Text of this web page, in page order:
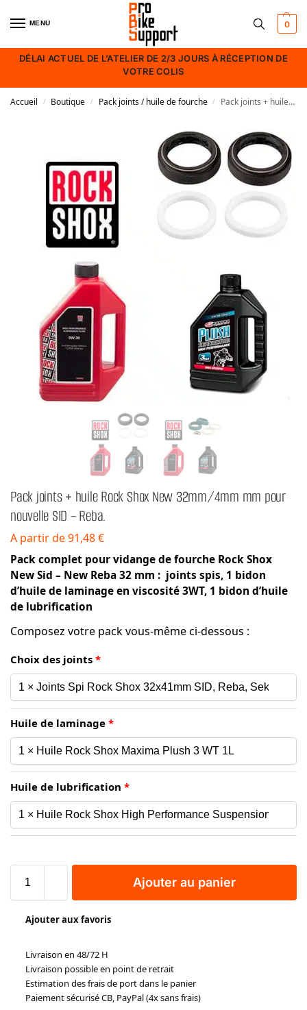
MENU 0
DÉLAI ACTUEL DE L’ATELIER DE 2/3 JOURS À RÉCEPTION DE
VOTRE COLIS
Accueil / Boutique / Pack joints / huile de fourche / Pack joints + huile Rock Shox New 32mm/4mm mm pour nouvelle SID – Reba.
Pack joints + huile Rock Shox New 32mm/4mm mm pour
nouvelle SID – Reba.
A partir de 91,48 €
Pack complet pour vidange de fourche Rock Shox
New Sid – New Reba 32 mm : joints spis, 1 bidon
d’huile de laminage en viscosité 3WT, 1 bidon d’huile
de lubrification
Composez votre pack vous-même ci-dessous :
Choix des joints
Huile de laminage
Huile de lubrification
Ajouter au panier
Ajouter aux favoris
Livraison en 48/72 H
Livraison possible en point de retrait
Estimation des frais de port dans le panier
Paiement sécurisé CB, PayPal (4x sans frais)